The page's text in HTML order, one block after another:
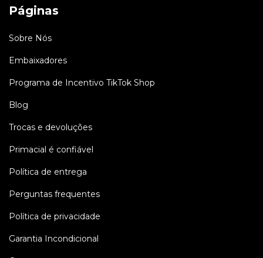
Páginas
Sobre Nós
Embaixadores
Programa de Incentivo TikTok Shop
Blog
Trocas e devoluções
Primacial é confiável
Política de entrega
Perguntas frequentes
Política de privacidade
Garantia Incondicional